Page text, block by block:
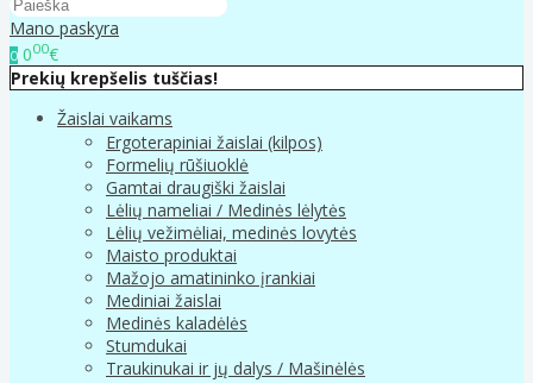
Mano paskyra
0 000€
Prekių krepšelis tuščias!
Žaislai vaikams
Ergoterapiniai žaislai (kilpos)
Formelių rūšiuoklė
Gamtai draugiški žaislai
Lėlių nameliai / Medinės lėlytės
Lėlių vežimėliai, medinės lovytės
Maisto produktai
Mažojo amatininko įrankiai
Mediniai žaislai
Medinės kaladėlės
Stumdukai
Traukinukai ir jų dalys / Mašinėlės